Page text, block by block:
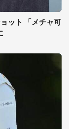
ット 「メチャ可